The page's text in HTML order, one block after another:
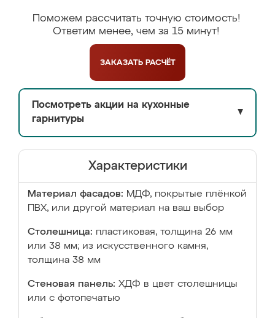
Поможем рассчитать точную стоимость!
Ответим менее, чем за 15 минут!
ЗАКАЗАТЬ РАСЧЁТ
Посмотреть акции на кухонные
гарнитуры
▼
Характеристики
Материал фасадов: МДФ, покрытые плёнкой
ПВХ, или другой материал на ваш выбор
Столешница: пластиковая, толщина 26 мм
или 38 мм; из искусственного камня,
толщина 38 мм
Стеновая панель: ХДФ в цвет столешницы
или с фотопечатью